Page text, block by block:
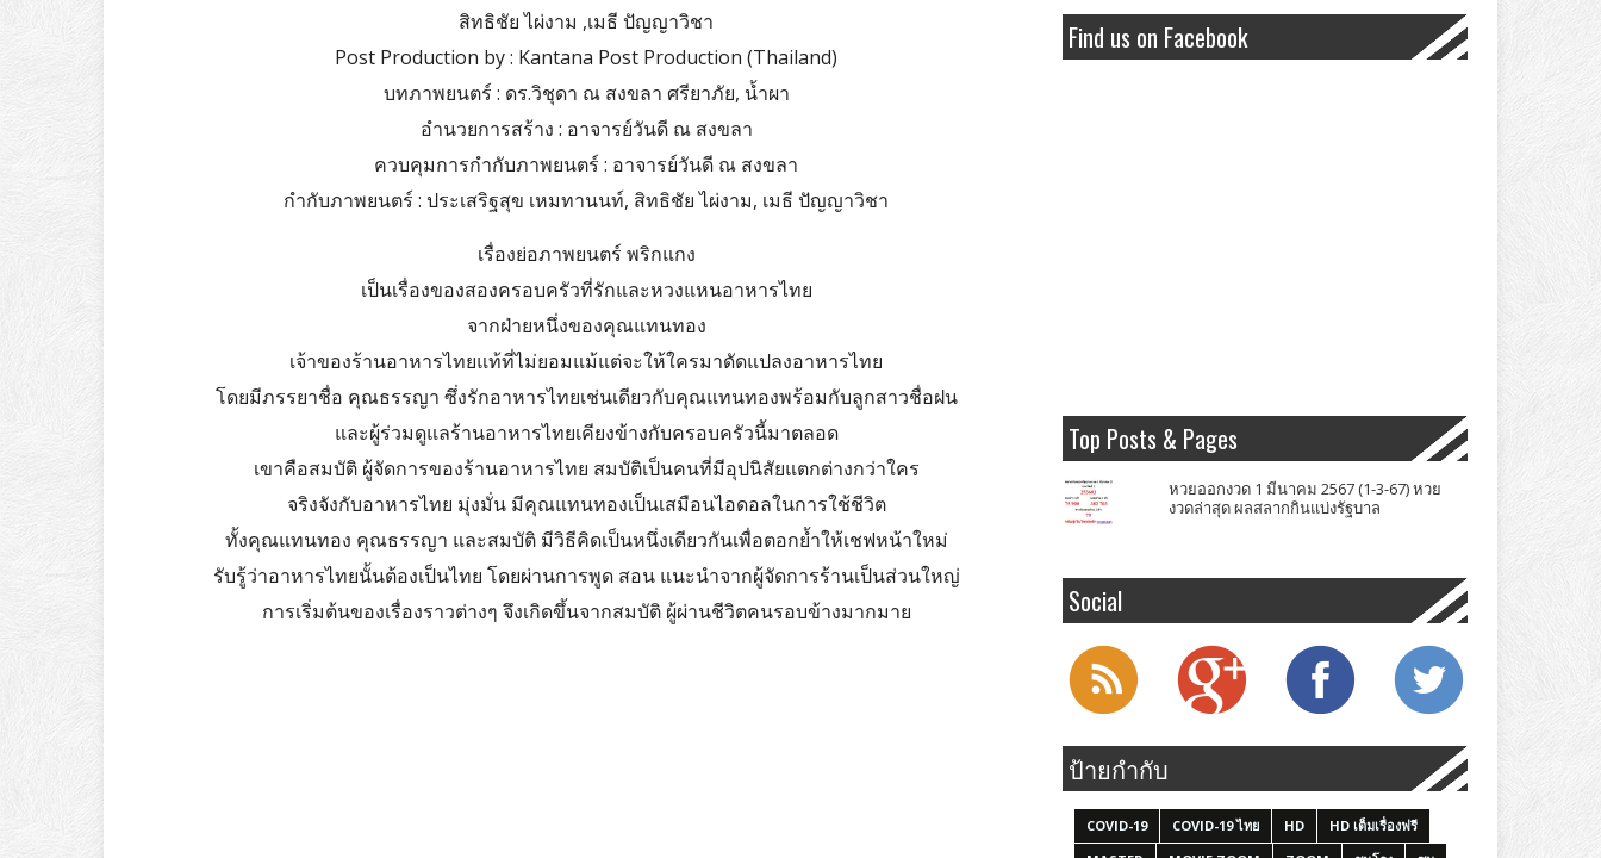
สิทธิชัย ไผ่งาม ,เมธี ปัญญาวิชา
Post Production by : Kantana Post Production (Thailand)
บทภาพยนตร์ : ดร.วิชุดา ณ สงขลา ศรียาภัย, น้ำผา
อำนวยการสร้าง : อาจารย์วันดี ณ สงขลา
ควบคุมการกำกับภาพยนตร์ : อาจารย์วันดี ณ สงขลา
กำกับภาพยนตร์ : ประเสริฐสุข เหมทานนท์, สิทธิชัย ไผ่งาม, เมธี ปัญญาวิชา
เรื่องย่อภาพยนตร์ พริกแกง
เป็นเรื่องของสองครอบครัวที่รักและหวงแหนอาหารไทย
จากฝ่ายหนึ่งของคุณแทนทอง
เจ้าของร้านอาหารไทยแท้ที่ไม่ยอมแม้แต่จะให้ใครมาดัดแปลงอาหารไทย
โดยมีภรรยาชื่อ คุณธรรญา ซึ่งรักอาหารไทยเช่นเดียวกับคุณแทนทองพร้อมกับลูกสาวชื่อฝน
และผู้ร่วมดูแลร้านอาหารไทยเคียงข้างกับครอบครัวนี้มาตลอด
เขาคือสมบัติ ผู้จัดการของร้านอาหารไทย สมบัติเป็นคนที่มีอุปนิสัยแตกต่างกว่าใคร
จริงจังกับอาหารไทย มุ่งมั่น มีคุณแทนทองเป็นเสมือนไอดอลในการใช้ชีวิต
ทั้งคุณแทนทอง คุณธรรญา และสมบัติ มีวิธีคิดเป็นหนึ่งเดียวกันเพื่อตอกย้ำให้เชฟหน้าใหม่
รับรู้ว่าอาหารไทยนั้นต้องเป็นไทย โดยผ่านการพูด สอน แนะนำจากผู้จัดการร้านเป็นส่วนใหญ่
การเริ่มต้นของเรื่องราวต่างๆ จึงเกิดขึ้นจากสมบัติ ผู้ผ่านชีวิตคนรอบข้างมากมาย
Find us on Facebook
Top Posts & Pages
หวยออกงวด 1 มีนาคม 2567 (1-3-67) หวย
งวดล่าสุด ผลสลากกินแบ่งรัฐบาล
Social
ป้ายกำกับ
COVID-19 COVID-19 ไทย HD
HD เต็มเรื่องฟรี